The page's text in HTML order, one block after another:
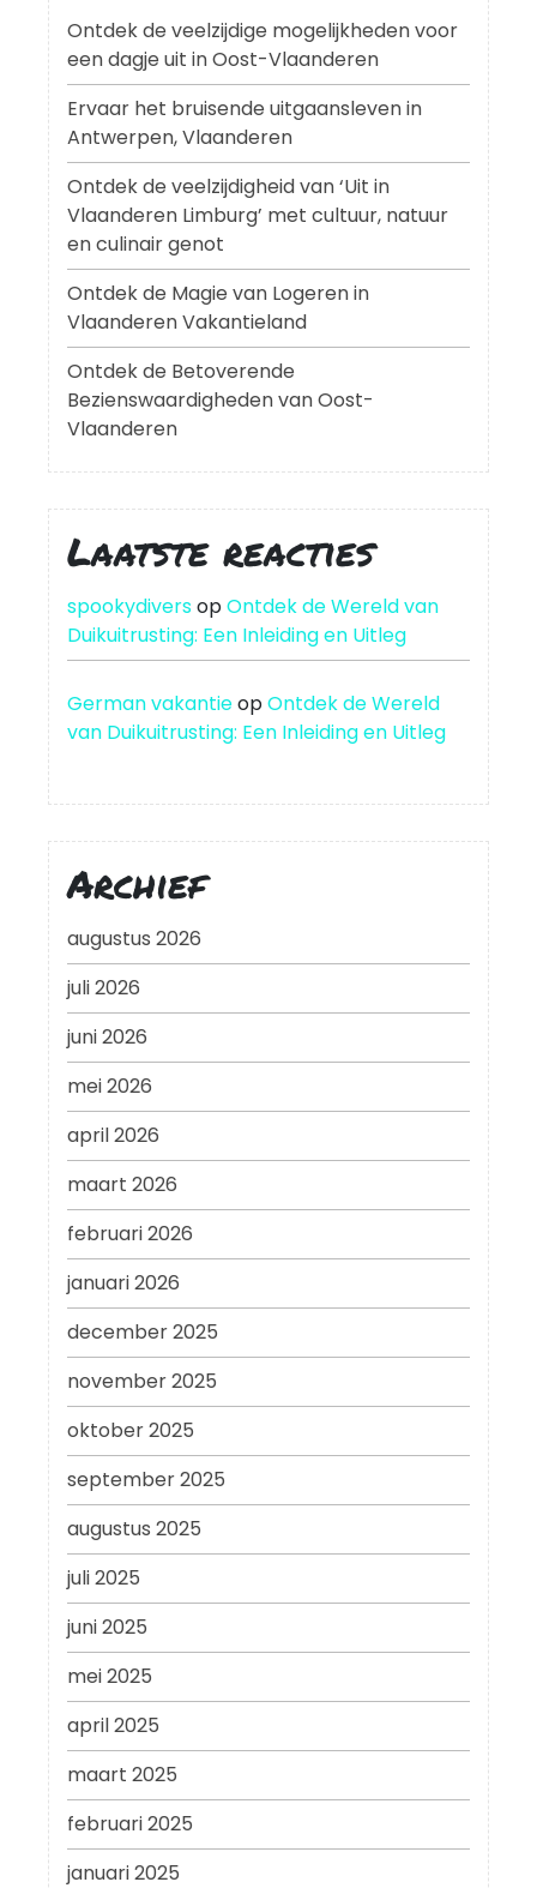
Ontdek de veelzijdige mogelijkheden voor
een dagje uit in Oost-Vlaanderen
Ervaar het bruisende uitgaansleven in
Antwerpen, Vlaanderen
Ontdek de veelzijdigheid van ‘Uit in
Vlaanderen Limburg’ met cultuur, natuur
en culinair genot
Ontdek de Magie van Logeren in
Vlaanderen Vakantieland
Ontdek de Betoverende
Bezienswaardigheden van Oost-
Vlaanderen
Laatste reacties
spookydiversopOntdek de Wereld van
Duikuitrusting: Een Inleiding en Uitleg
German vakantieopOntdek de Wereld
van Duikuitrusting: Een Inleiding en Uitleg
Archief
augustus 2026
juli 2026
juni 2026
mei 2026
april 2026
maart 2026
februari 2026
januari 2026
december 2025
november 2025
oktober 2025
september 2025
augustus 2025
juli 2025
juni 2025
mei 2025
april 2025
maart 2025
februari 2025
januari 2025